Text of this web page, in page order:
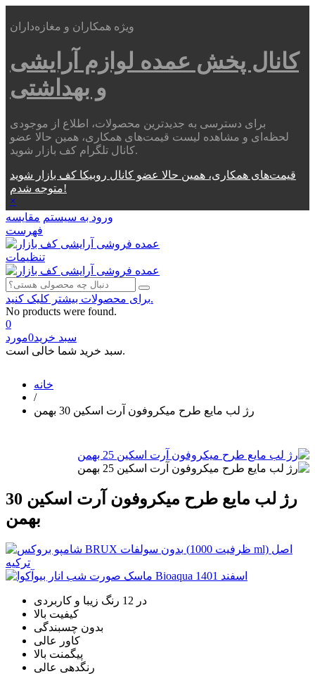
ویژه همکاران و مغازه‌داران
کانال پخش عمده لوازم آرایشی
و بهداشتی
برای دسترسی به جدیدترین محصولات، اطلاع از موجودی
لحظه‌ای و مشاهده لیست قیمت‌های همکاری، همین حالا عضو
کانال تلگرام کف بازار شوید.
قیمت‌های همکاری، همین حالا عضو کانال روبیکا کف بازار شوید
متوجه شدم!
×
ورود به سیستم مقایسه
فهرست
تنظیمات
برای محصولات بیشتر کلیک کنید.
No products were found.
0
سبد خرید0مورد
سبد خرید شما خالی است.
خانه
/
رژ لب مایع طرح میکروفون آرت اسکین 30 بهمن
رژ لب مایع طرح میکروفون آرت اسکین 30
بهمن
️در 12 رنگ زیبا و کاربردی
کیفیت بالا
بدون چسبندگی
کاور عالی
پیگمنت بالا
رنگدهی عالی